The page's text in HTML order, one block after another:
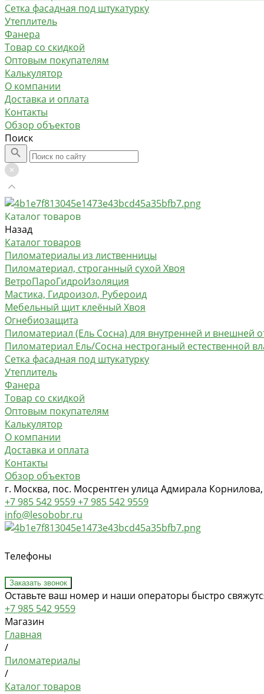
Сетка фасадная под штукатурку
Утеплитель
Фанера
Товар со скидкой
Оптовым покупателям
Калькулятор
О компании
Доставка и оплата
Контакты
Обзор объектов
Поиск
Каталог товаров
Назад
Каталог товаров
Пиломатериалы из лиственницы
Пиломатериал, строганный сухой Хвоя
ВетроПароГидроИзоляция
Мастика, Гидроизол, Рубероид
Мебельный щит клеёный Хвоя
Огнебиозащита
Пиломатериал (Ель Сосна) для внутренней и внешней
Пиломатериал Ель/Сосна нестроганый естественной
Сетка фасадная под штукатурку
Утеплитель
Фанера
Товар со скидкой
Оптовым покупателям
Калькулятор
О компании
Доставка и оплата
Контакты
Обзор объектов
г. Москва, пос. Мосрентген улица Адмирала
+7 985 542 9559+7 985 542 9559
info@lesobobr.ru
Телефоны
Заказать звонок
Оставьте ваш номер и наши операторы быстро
+7 985 542 9559
Магазин
Главная
/
Пиломатериалы
/
Каталог товаров